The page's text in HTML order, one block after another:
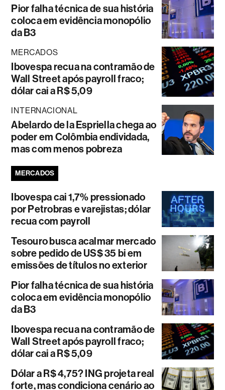
Pior falha técnica de sua história
coloca em evidência monopólio
da B3
MERCADOS
Ibovespa recua na contramão de
Wall Street após payroll fraco;
dólar cai a R$ 5,09
INTERNACIONAL
Abelardo de la Espriella chega ao
poder em Colômbia endividada,
mas com menos pobreza
MERCADOS
Ibovespa cai 1,7% pressionado
por Petrobras e varejistas; dólar
recua com payroll
Tesouro busca acalmar mercado
sobre pedido de US$ 35 bi em
emissões de títulos no exterior
Pior falha técnica de sua história
coloca em evidência monopólio
da B3
Ibovespa recua na contramão de
Wall Street após payroll fraco;
dólar cai a R$ 5,09
Dólar a R$ 4,75? ING projeta real
forte, mas condiciona cenário ao